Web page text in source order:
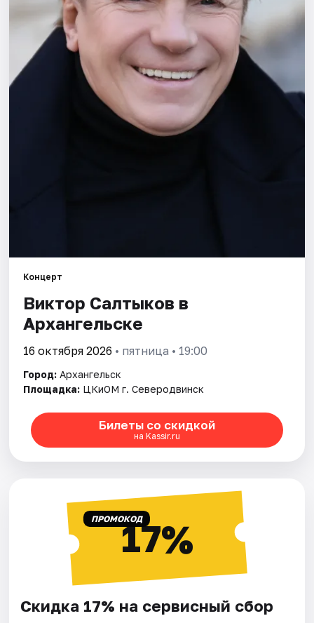
Площадки
Артисты
Рейтинги
Концерт
Виктор Салтыков в
Архангельске
16 октября 2026 • пятница • 19:00
Город: Архангельск
Площадка: ЦКиOМ г. Северодвинск
Билеты со скидкой
на Kassir.ru
ПРОМОКОД17%
Скидка 17% на сервисный сбор